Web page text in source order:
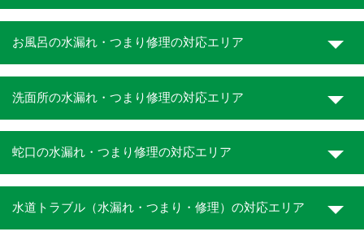
お風呂の水漏れ・つまり修理の対応エリア
洗面所の水漏れ・つまり修理の対応エリア
蛇口の水漏れ・つまり修理の対応エリア
水道トラブル（水漏れ・つまり・修理）の対応エリア